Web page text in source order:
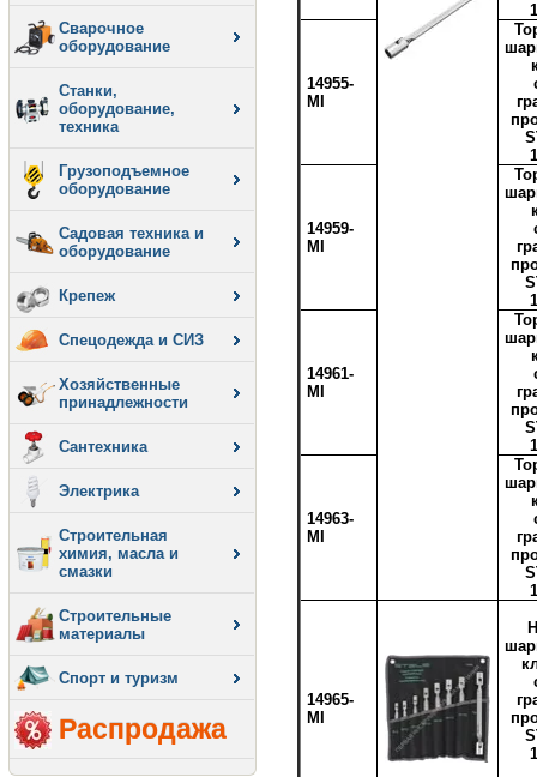
Сварочное
оборудование
Станки,
оборудование,
техника
Грузоподъемное
оборудование
Садовая техника и
оборудование
Крепеж
Спецодежда и СИЗ
Хозяйственные
принадлежности
Сантехника
Электрика
Строительная
химия, масла и
смазки
Строительные
материалы
Спорт и туризм
Распродажа
14955-
MI
14959-
MI
14961-
MI
14963-
MI
14965-
MI